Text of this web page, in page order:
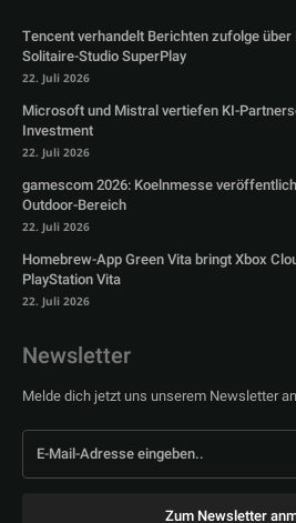
Tencent verhandelt Berichten zufolge
Solitaire-Studio SuperPlay
22. Juli 2026
Microsoft und Mistral vertiefen KI-
Investment
22. Juli 2026
gamescom 2026: Koelnmesse
Outdoor-Bereich
22. Juli 2026
Homebrew-App Green Vita bringt Xbox
PlayStation Vita
22. Juli 2026
Newsletter
Melde dich jetzt uns unserem Newsletter
Zum Newsletter